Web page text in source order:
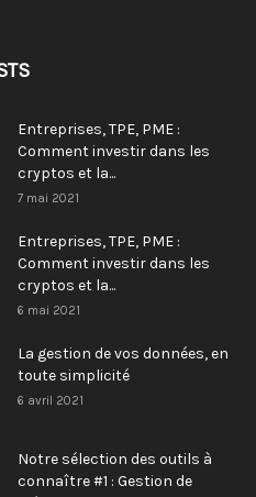
Entreprises, TPE, PME :
Comment investir dans les
cryptos et la...
7 mai 2021
Entreprises, TPE, PME :
Comment investir dans les
cryptos et la...
6 mai 2021
La gestion de vos données, en
toute simplicité
6 avril 2021
Notre sélection des outils à
connaître #1 : Gestion de